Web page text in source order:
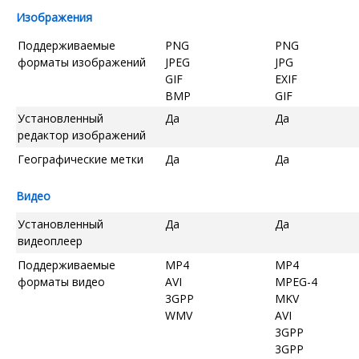
Изображения
Поддерживаемые
форматы изображений
PNG
JPEG
GIF
BMP
PNG
JPG
EXIF
GIF
Установленный
редактор изображений
Да Да
Географические метки Да Да
Видео
Установленный
видеоплеер
Да Да
Поддерживаемые
форматы видео
MP4
AVI
3GPP
WMV
MP4
MPEG-4
MKV
AVI
3GPP
3GPP